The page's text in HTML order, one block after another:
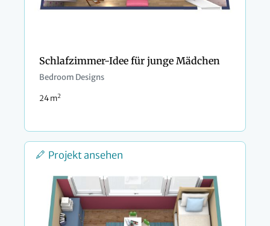
Schlafzimmer-Idee für junge Mädchen
Bedroom Designs
24 m2
Projekt ansehen